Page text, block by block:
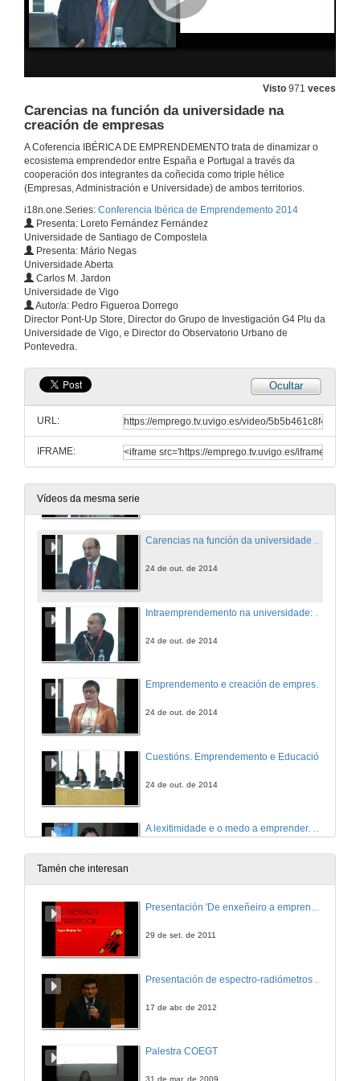
Visto 971 veces
Carencias na función da universidade na
creación de empresas
A Coferencia IBÉRICA DE EMPRENDEMENTO trata de dinamizar o
ecosistema emprendedor entre España e Portugal a través da
cooperación dos integrantes da coñecida como triple hélice
(Empresas, Administración e Universidade) de ambos territorios.
i18n.one.Series: Conferencia Ibérica de Emprendemento 2014
Presenta: Loreto Fernández Fernández
Universidade de Santiago de Compostela
Presenta: Mário Negas
Universidade Aberta
Carlos M. Jardon
Universidade de Vigo
Autor/a: Pedro Figueroa Dorrego
Director Pont-Up Store, Director do Grupo de Investigación G4 Plu da
Universidade de Vigo, e Director do Observatorio Urbano de
Pontevedra.
Ocultar
URL:
IFRAME:
Vídeos da mesma serie
¿Qúe se fai en Europa?
Sesón de Apertura da Xornada Científica
24 de out. de 2014
Atopando a intención emprendedora do estudante universitario
Novos modelos de aprendizaxe na competencia emprendedora en alumnos de ensinanza obrigatoria
24 de out. de 2014
Empreendedorismo Sustentável-o desafio da educação
Carencias na función da universidade na creación de empresas
24 de out. de 2014
24 de out. de 2014
Emprendemento e creación de empresas na universidade
24 de out. de 2014
Cuestións. Emprendemento e Educación
24 de out. de 2014
A lexitimidade e o medo a emprender. España vs Francia
24 de out. de 2014
The Anatomy of Business Failure
Tamén che interesan
Presentación 'De enxeñeiro a emprendedor, unha transformación posible'.
29 de set. de 2011
17 de abr. de 2012
Palestra COEGT
31 de mar. de 2009